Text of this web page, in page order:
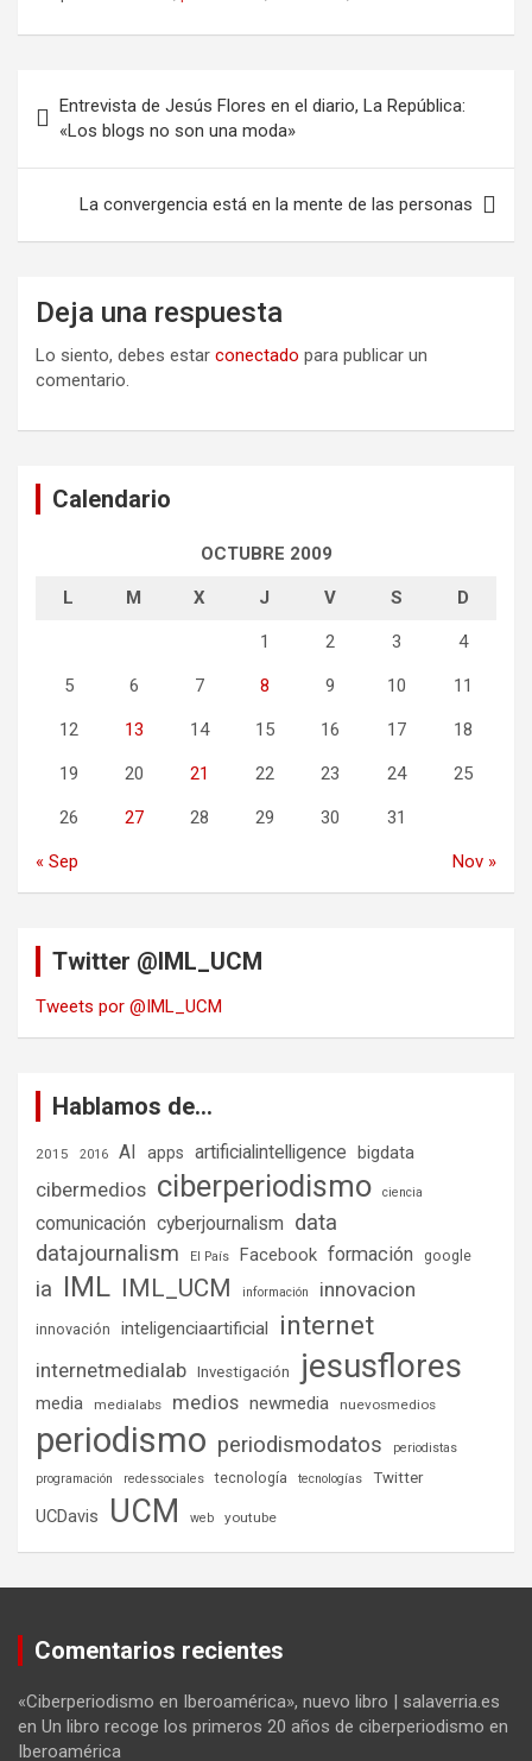
de
entradas
Entrevista de Jesús Flores en el diario, La República:
«Los blogs no son una moda»
La convergencia está en la mente de las personas
Deja una respuesta
Lo siento, debes estar conectado para publicar un
comentario.
Calendario
OCTUBRE 2009
L M X J V S D
1 2 3 4
5 6 7 8 9 10 11
12 13 14 15 16 17 18
19 20 21 22 23 24 25
26 27 28 29 30 31
« Sep Nov »
Twitter @IML_UCM
Tweets por @IML_UCM
Hablamos de…
2015 2016 AI apps artificialintelligence bigdata
cibermedios ciberperiodismo ciencia
comunicación cyberjournalism data
datajournalism El País Facebook formación google
ia IML IML_UCM información innovacion
innovación inteligenciaartificial internet
internetmedialab Investigación jesusflores
media medialabs medios newmedia nuevosmedios
periodismo periodismodatos
periodistas
programación
redessociales tecnología tecnologías Twitter
UCDavis UCM web youtube
Comentarios recientes
«Ciberperiodismo en Iberoamérica», nuevo libro | salaverria.es
en Un libro recoge los primeros 20 años de ciberperiodismo en
Iberoamérica